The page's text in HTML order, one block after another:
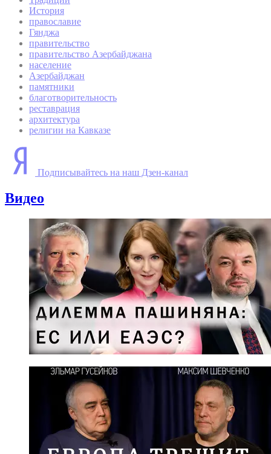
История
православие
Гянджа
правительство
правительство Азербайджана
население
Азербайджан
памятники
благотворительность
реставрация
архитектура
религии на Кавказе
Подписывайтесь на наш Дзен-канал
Видео